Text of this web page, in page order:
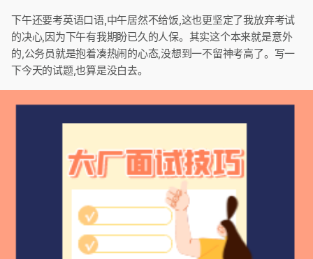
下午还要考英语口语,中午居然不给饭,这也更坚定了我放弃考试
的决心,因为下午有我期盼已久的人保。其实这个本来就是意外
的,公务员就是抱着凑热闹的心态,没想到一不留神考高了。写一
下今天的试题,也算是没白去。